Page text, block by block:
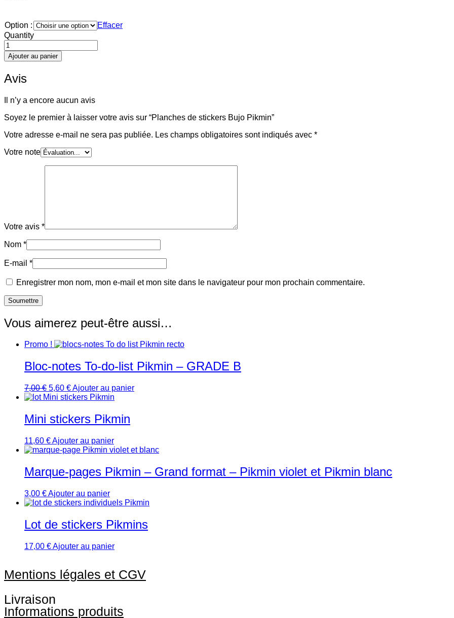
Option :
Effacer
Quantity
quantité
de
Planches
stickers
Pikmin
Ajouter au panier
Avis
Il n’y a encore aucun avis
Soyez le premier à laisser votre avis sur “Planches de stickers Bujo Pikmin”
Votre adresse e-mail ne sera pas publiée. Les champs obligatoires sont indiqués avec *
Votre note
Votre avis *
Nom *
E-mail *
Enregistrer mon nom, mon e-mail et mon site dans le navigateur pour mon prochain commentaire.
Vous aimerez peut-être aussi…
Promo !
Bloc-notes To-do-list Pikmin – GRADE B
7,00€ Le
prix
était :
7,00 €.
5,60 €Le
prix
est :
5,60 €.
Ajouter au panier
Mini stickers Pikmin
11,60 €Ajouter au panier
Marque-pages Pikmin – Grand format – Pikmin violet et Pikmin blanc
3,00 €Ajouter au panier
Lot de stickers Pikmins
17,00 €Ajouter au panier
Mentions légales et CGV
Livraison
Informations produits